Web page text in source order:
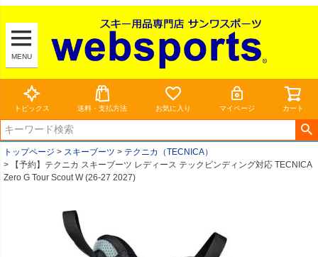
MENU
トピックス 送料・支払方法 お気に入り マイページ カート
トップページ スキーブーツ
テクニカ（TECNICA）
【予約】テクニカ スキーブーツ レディース テックビンディング対応 TECNICA
Zero G Tour Scout W (26-27 2027)